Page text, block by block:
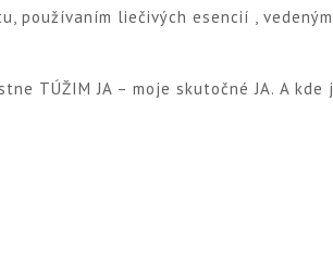
používaním liečivých esencií ,
TÚŽIM JA – moje skutočné JA. A kde